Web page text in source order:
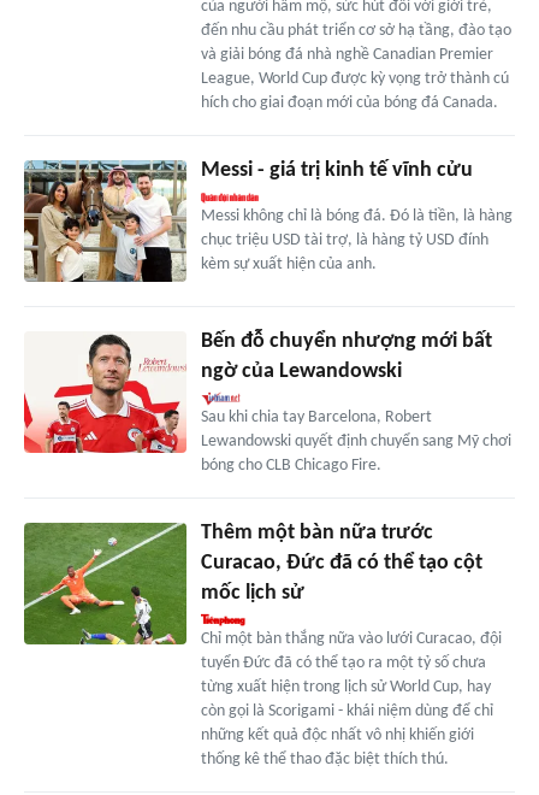
của người hâm mộ, sức hút đối với giới trẻ,
đến nhu cầu phát triển cơ sở hạ tầng, đào tạo
và giải bóng đá nhà nghề Canadian Premier
League, World Cup được kỳ vọng trở thành cú
hích cho giai đoạn mới của bóng đá Canada.
Messi - giá trị kinh tế vĩnh cửu
Messi không chỉ là bóng đá. Đó là tiền, là hàng
chục triệu USD tài trợ, là hàng tỷ USD đính
kèm sự xuất hiện của anh.
Bến đỗ chuyển nhượng mới bất
ngờ của Lewandowski
Sau khi chia tay Barcelona, Robert
Lewandowski quyết định chuyển sang Mỹ chơi
bóng cho CLB Chicago Fire.
Thêm một bàn nữa trước
Curacao, Đức đã có thể tạo cột
mốc lịch sử
Chỉ một bàn thắng nữa vào lưới Curacao, đội
tuyển Đức đã có thể tạo ra một tỷ số chưa
từng xuất hiện trong lịch sử World Cup, hay
còn gọi là Scorigami - khái niệm dùng để chỉ
những kết quả độc nhất vô nhị khiến giới
thống kê thể thao đặc biệt thích thú.